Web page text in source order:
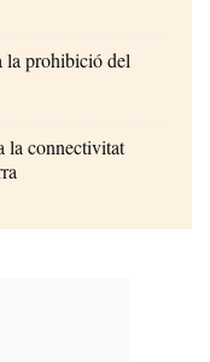
la prohibició del
la connectivitat